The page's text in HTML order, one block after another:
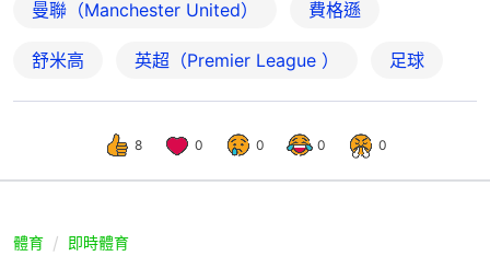
曼聯（Manchester United） 費格遜
舒米高 英超（Premier League ） 足球
8 0 0 0 0
體育 即時體育